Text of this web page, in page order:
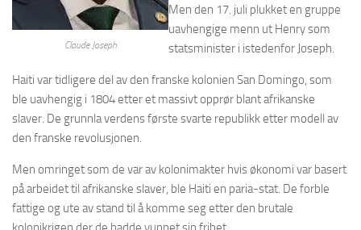
Claude Joseph
Men den 17. juli plukket en gruppe
uavhengige menn ut Henry som
statsminister i istedenfor Joseph.
Haiti var tidligere del av den franske kolonien San Domingo, som
ble uavhengig i 1804 etter et massivt opprør blant afrikanske
slaver. De grunnla verdens første svarte republikk etter modell av
den franske revolusjonen.
Men omringet som de var av kolonimakter hvis økonomi var basert
på arbeidet til afrikanske slaver, ble Haiti en paria-stat. De forble
fattige og ute av stand til å komme seg etter den brutale